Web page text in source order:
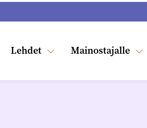
Lehdet Mainostajalle